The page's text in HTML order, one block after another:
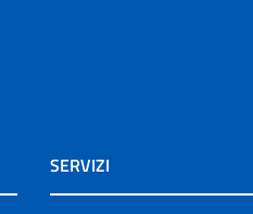
SERVIZI